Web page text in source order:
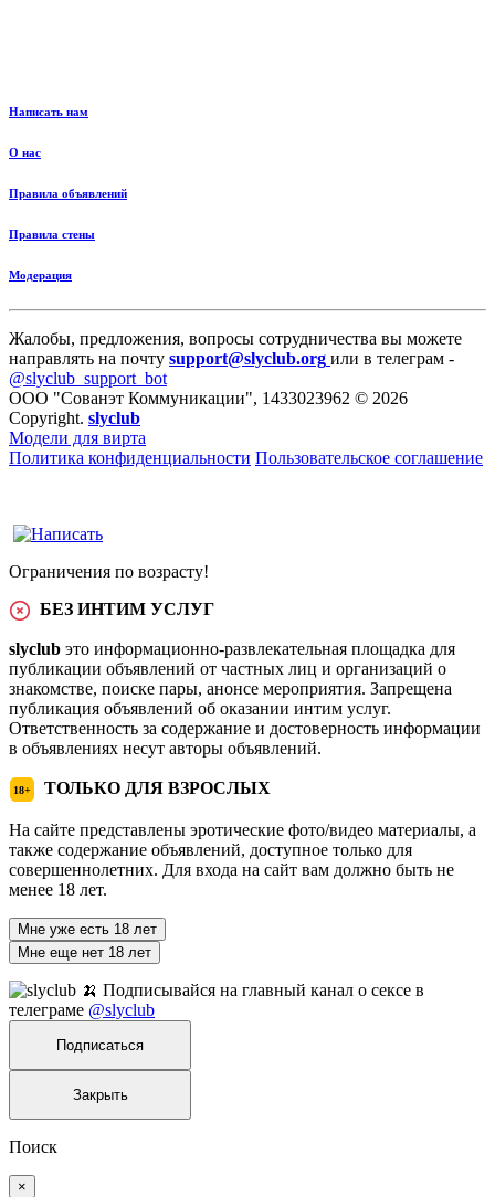
Написать нам
О нас
Правила объявлений
Правила стены
Модерация
Жалобы, предложения, вопросы сотрудничества вы можете
направлять на почту support@slyclub.org или в телеграм -
@slyclub_support_bot
ООО "Сованэт Коммуникации", 1433023962 © 2026
Copyright. slyclub
Модели для вирта
Политика конфиденциальности Пользовательское соглашение
Ограничения по возрасту!
БЕЗ ИНТИМ УСЛУГ
slyclub это информационно-развлекательная площадка для
публикации объявлений от частных лиц и организаций о
знакомстве, поиске пары, анонсе мероприятия. Запрещена
публикация объявлений об оказании интим услуг.
Ответственность за содержание и достоверность информации
в объявлениях несут авторы объявлений.
18+ ТОЛЬКО ДЛЯ ВЗРОСЛЫХ
На сайте представлены эротические фото/видео материалы, а
также содержание объявлений, доступное только для
совершеннолетних. Для входа на сайт вам должно быть не
менее 18 лет.
Мне уже есть 18 лет
Мне еще нет 18 лет
🍌 Подписывайся на главный канал о сексе в
телеграме @slyclub
Подписаться
Закрыть
Поиск
×